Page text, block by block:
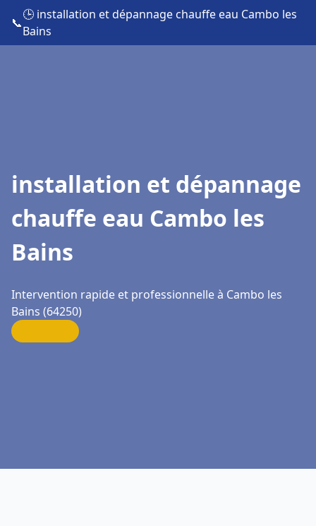
📞
🕒 installation et dépannage chauffe eau Cambo les
Bains
installation et dépannage
chauffe eau Cambo les
Bains
Intervention rapide et professionnelle à Cambo les
Bains (64250)